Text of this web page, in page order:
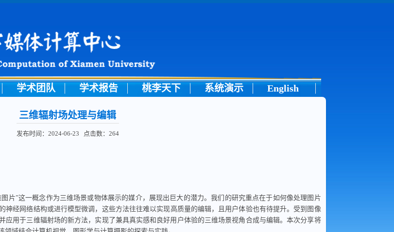
学术团队 学术报告 桃李天下 系统演示 English
三维辐射场处理与编辑
发布时间：2024-06-23 点击数： 264
图片”这一概念作为三维场景或物体展示的媒介，展现出巨大的潜力。我们的研究重点在于如何像处理图片
神经网络结构或进行模型微调，这些方法往往难以实现高质量的编辑，且用户体验也有待提升。受到图像
应用于三维辐射场的新方法，实现了兼具真实感和良好用户体验的三维场景视角合成与编辑。本次分享将